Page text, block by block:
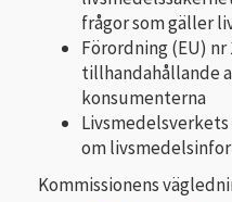
frågor som gäller
Förordning (EU) nr
tillhandahållande
konsumenterna
Livsmedelsverkets
om
Kommissionens